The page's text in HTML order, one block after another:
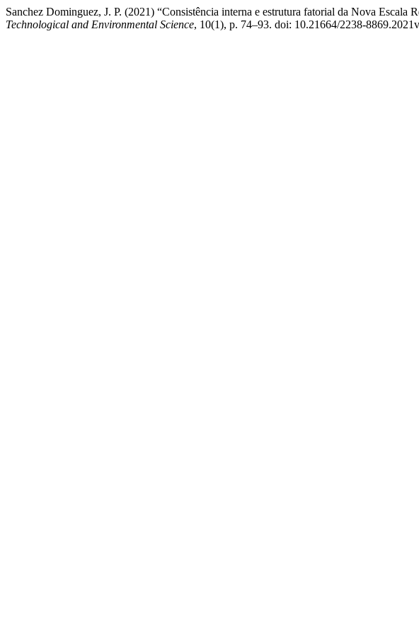
Sanchez Dominguez, J. P. (2021) “Consistência interna e estrutura fatorial da Nova Escala
Technological and Environmental Science, 10(1), p. 74–93. doi: 10.21664/2238-